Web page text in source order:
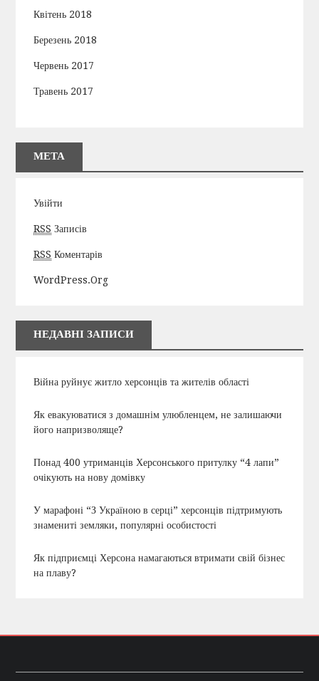
Квітень 2018
Березень 2018
Червень 2017
Травень 2017
МЕТА
Увійти
RSS Записів
RSS Коментарів
WordPress.org
НЕДАВНІ ЗАПИСИ
Війна руйнує житло херсонців та жителів області
Як евакуюватися з домашнім улюбленцем, не залишаючи
його напризволяще?
Понад 400 утриманців Херсонського притулку “4 лапи”
очікують на нову домівку
У марафоні “З Україною в серці” херсонців підтримують
знамениті земляки, популярні особистості
Як підприємці Херсона намагаються втримати свій бізнес
на плаву?